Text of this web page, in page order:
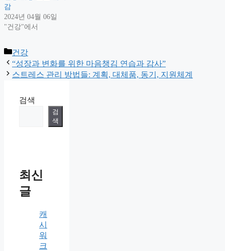
감
2024년 04월 06일
"건강"에서
Categories
건강
“성장과 변화를 위한 마음챙김 연습과 감사”
스트레스 관리 방법들: 계획, 대체품, 동기, 지원체계
검색
검
색
최신
글
캐
시
워
크